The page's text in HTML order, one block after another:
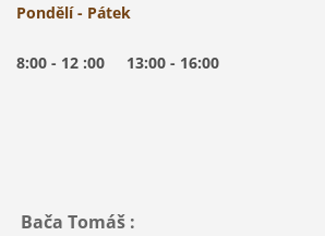
Pondělí - Pátek
8:00 - 12 :00 13:00 - 16:00
Bača Tomáš :